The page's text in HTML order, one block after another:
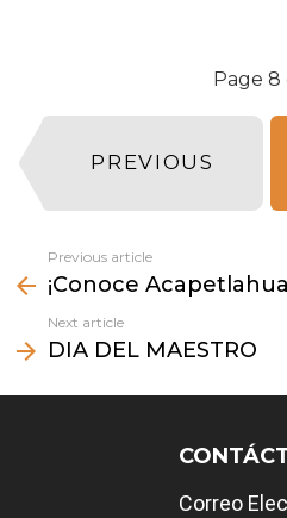
Page 8
PREVIOUS
more
Previous article
¡Conoce
Next article
DIA DEL MAESTRO
Correo